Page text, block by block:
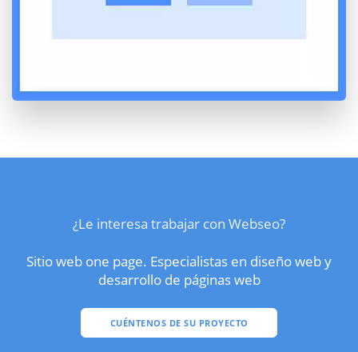
¿Le interesa trabajar con Webseo?
Sitio web one page. Especialistas en diseño web y
desarrollo de páginas web
CUÉNTENOS DE SU PROYECTO